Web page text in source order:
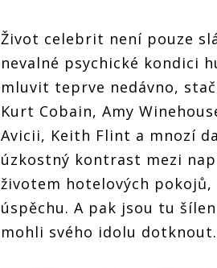
Život celebrit není pouze
nevalné psychické kondici
mluvit teprve nedávno,
Kurt Cobain, Amy
Avicii, Keith Flint a mnozí
úzkostný kontrast mezi
životem hotelových
úspěchu. A pak jsou tu
mohli svého idolu